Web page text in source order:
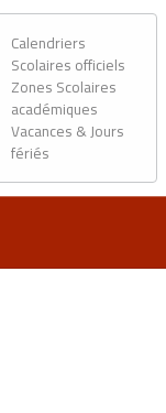
Calendriers
Scolaires officiels
Zones Scolaires
académiques
Vacances & Jours
fériés